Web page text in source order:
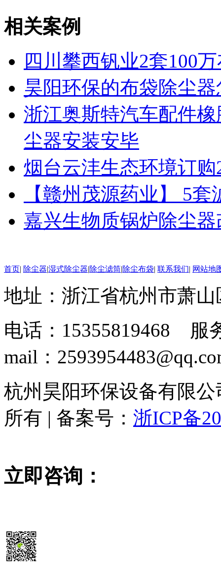
相关案例
四川攀西钒业2套100
昊阳环保的布袋除尘
浙江奥斯特汽车配件
尘器安装安毕
烟台云沣生态环境订
【赣州茂源药业】 5
嘉兴生物质锅炉除尘
首页| 除尘器|湿式除尘器|除尘滤筒|除尘布袋| 联系我们| 网站地
地址：浙江省杭州市萧
电话：15355819468 服
mail：
杭州昊阳环保设备有限公
所有 | 备案号： 浙ICP备
立即咨询：